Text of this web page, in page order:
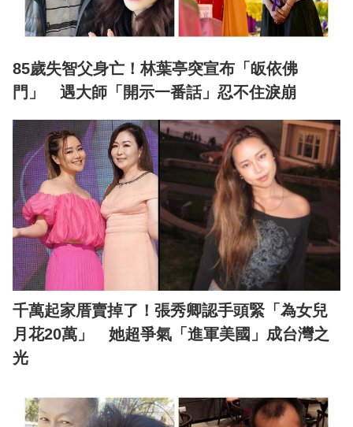
85歲失智父身亡！林葉亭突宣布「皈依佛
門」 遇大師「開示一番話」忍不住淚崩
千萬起家厝賣掉了！張秀卿認手頭緊「為女兒
月花20萬」 她超爭氣「進軍美國」成台灣之
光